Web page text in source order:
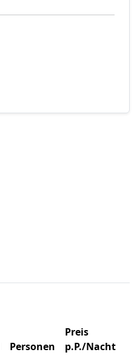
Personen
Preis
p.P./Nacht